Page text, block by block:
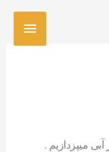
میپزدازیم .